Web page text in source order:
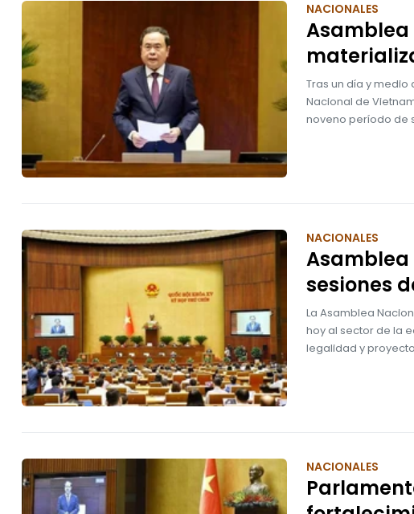
NACIONALES
Tras un día y
Nacional de
noveno período de
NACIONALES
sesiones
La Asamblea
hoy al sector de la
legalidad y
NACIONALES